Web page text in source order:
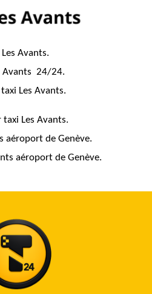
Les Avants.
Avants 24/24.
Les Avants.
taxi Les Avants.
aéroport de Genève.
aéroport de Genève.